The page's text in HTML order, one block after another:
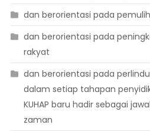
dan berorientasi pada
dan berorientasi pada
rakyat
dan berorientasi pada
dalam setiap tahapan
KUHAP baru hadir sebagai
zaman